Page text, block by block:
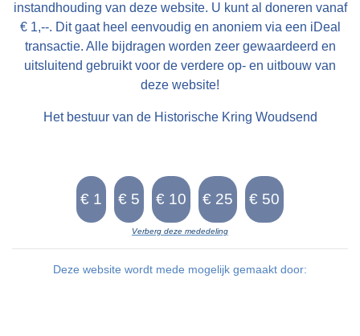
instandhouding van deze website. U kunt al doneren vanaf
€ 1,--. Dit gaat heel eenvoudig en anoniem via een iDeal
transactie. Alle bijdragen worden zeer gewaardeerd en
uitsluitend gebruikt voor de verdere op- en uitbouw van
deze website!
Het bestuur van de Historische Kring Woudsend
Verberg deze mededeling
Deze website wordt mede mogelijk gemaakt door: